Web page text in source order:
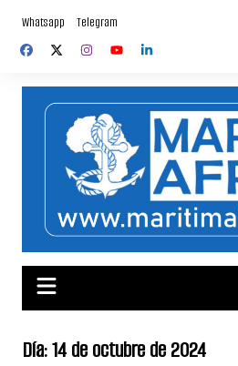
contenido
Whatsapp Telegram
Día:14 de octubre de 2024